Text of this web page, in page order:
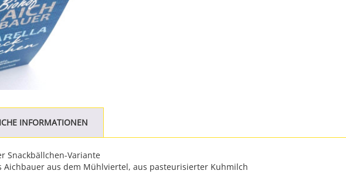
INFORMATIONEN
Snackbällchen-Variante
Aichbauer aus dem Mühlviertel, aus pasteurisierter Kuhmilch